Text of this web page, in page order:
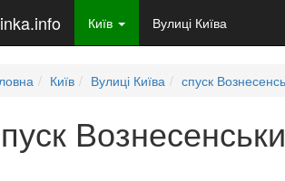
Київ Вулиці Київа
Київ Вулиці Київа спуск